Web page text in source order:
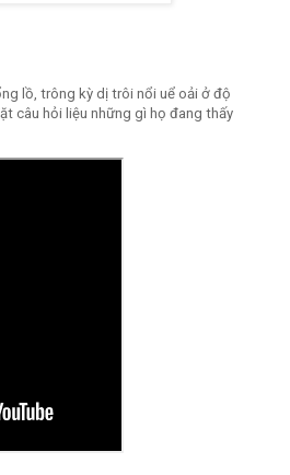
lồ, trông kỳ dị trôi nổi uể oải ở độ
câu hỏi liệu những gì họ đang thấy